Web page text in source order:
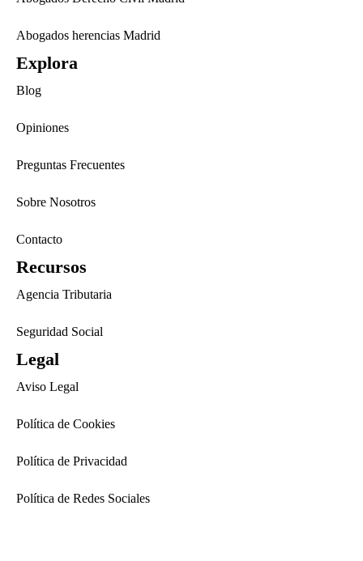
Abogados herencias Madrid
Explora
Blog
Opiniones
Preguntas Frecuentes
Sobre Nosotros
Contacto
Recursos
Agencia Tributaria
Seguridad Social
Legal
Aviso Legal
Política de Cookies
Política de Privacidad
Política de Redes Sociales